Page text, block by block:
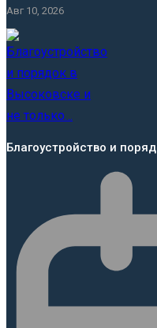
Авг 10, 2026
Благоустройство и